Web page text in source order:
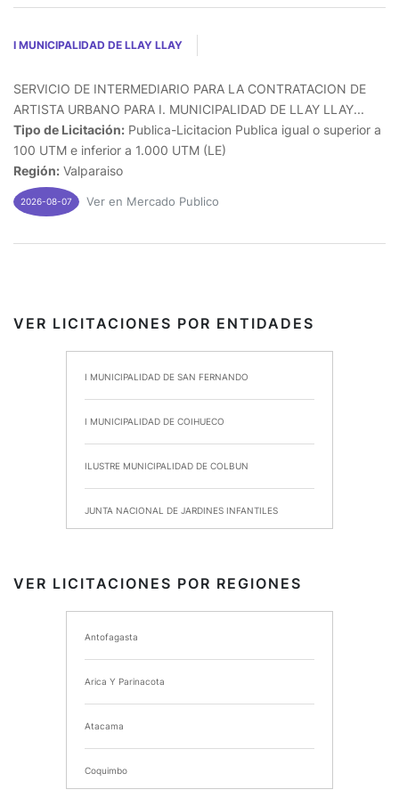
I MUNICIPALIDAD DE LLAY LLAY
SERVICIO DE INTERMEDIARIO PARA LA CONTRATACION DE
ARTISTA URBANO PARA I. MUNICIPALIDAD DE LLAY LLAY...
Tipo de Licitación: Publica-Licitacion Publica igual o superior a
100 UTM e inferior a 1.000 UTM (LE)
Región: Valparaiso
2026-08-07 Ver en Mercado Publico
VER LICITACIONES POR ENTIDADES
I MUNICIPALIDAD DE SAN FERNANDO
I MUNICIPALIDAD DE COIHUECO
ILUSTRE MUNICIPALIDAD DE COLBUN
JUNTA NACIONAL DE JARDINES INFANTILES
I MUNICIPALIDAD DE CHIMBARONGO
INSTITUTO NACIONAL DE DEPORTES DE CHILE
SERVICIO DE SALUD DEL MAULE HOSPITAL DE
TALCA
I MUNICIPALIDAD DE PROVIDENCIA
VER LICITACIONES POR REGIONES
Antofagasta
Arica Y Parinacota
Atacama
Coquimbo